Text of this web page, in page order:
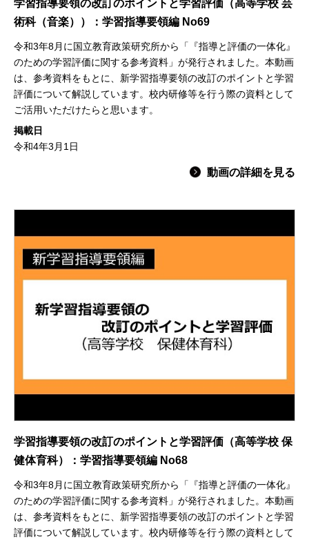
学習指導要領の改訂のポイントと学習評価（高等学校 芸
術科（音楽））：学習指導要領編 No69
令和3年8月に国立教育政策研究所から「『指導と評価の一体化』
のための学習評価に関する参考資料」が発行されました。本動画
は、参考資料をもとに、新学習指導要領の改訂のポイントと学習
評価について解説しています。校内研修等を行う際の資料として
ご活用いただけたらと思います。
掲載日
令和4年3月1日
動画の詳細を見る
学習指導要領の改訂のポイントと学習評価（高等学校 保
健体育科）：学習指導要領編 No68
令和3年8月に国立教育政策研究所から「『指導と評価の一体化』
のための学習評価に関する参考資料」が発行されました。本動画
は、参考資料をもとに、新学習指導要領の改訂のポイントと学習
評価について解説しています。校内研修等を行う際の資料として